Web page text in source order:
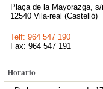
Plaça de la Mayorazga, s/
12540 Vila-real (Castelló)
Telf: 964 547 190
Fax: 964 547 191
Horario